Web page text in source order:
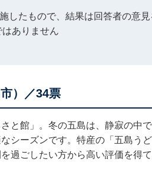
たもので、結果は回答者の意見
ありません
）／34票
と館」。冬の五島は、静寂の中
シーズンです。特産の「五島う
過ごしたい方から高い評価を得て